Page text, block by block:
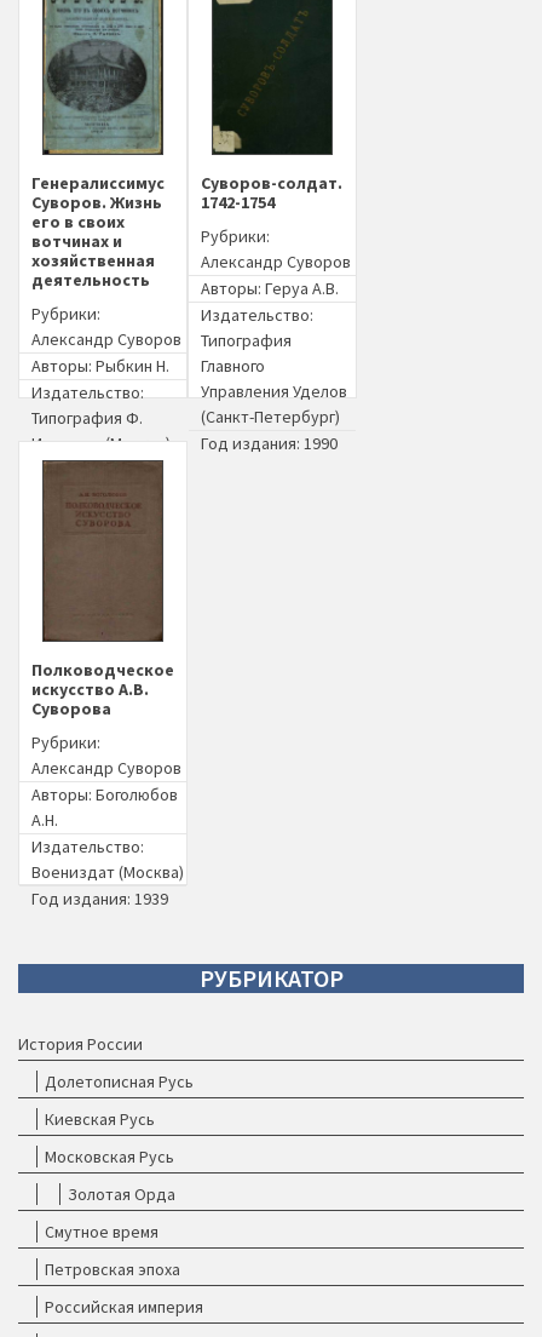
Типография Сената
у Селиванского
(Москва)
Год издания: 1801
Генералиссимус
Суворов. Жизнь
его в своих
вотчинах и
хозяйственная
деятельность
Рубрики:
Александр Суворов
Авторы: Рыбкин Н.
Издательство:
Типография Ф.
Иогансон (Москва)
Год издания: 1874
Суворов-солдат.
1742-1754
Рубрики:
Александр Суворов
Авторы: Геруа А.В.
Издательство:
Типография
Главного
Управления Уделов
(Санкт-Петербург)
Год издания: 1990
Полководческое
искусство А.В.
Суворова
Рубрики:
Александр Суворов
Авторы: Боголюбов
А.Н.
Издательство:
Воениздат (Москва)
Год издания: 1939
РУБРИКАТОР
История России
Долетописная Русь
Киевская Русь
Московская Русь
Золотая Орда
Смутное время
Петровская эпоха
Российская империя